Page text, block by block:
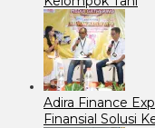
Adira Finance
Finansial Solusi